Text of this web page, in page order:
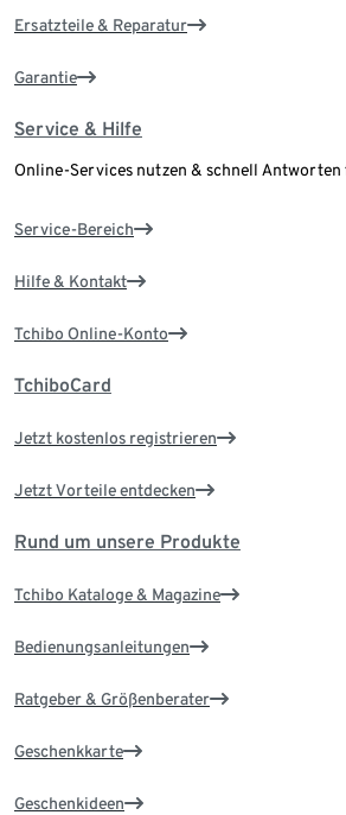
Ersatzteile & Reparatur
Garantie
Service & Hilfe
Online-Services nutzen & schnell Antworten
Service-Bereich
Hilfe & Kontakt
Tchibo Online-Konto
TchiboCard
Jetzt kostenlos registrieren
Jetzt Vorteile entdecken
Rund um unsere Produkte
Tchibo Kataloge & Magazine
Bedienungsanleitungen
Ratgeber & Größenberater
Geschenkkarte
Geschenkideen